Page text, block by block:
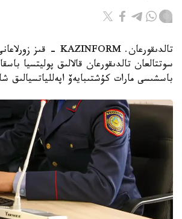
سوتتالعان تالدىقورعان قالالىق پوليتسيا
باسشىسى مارات كۇشتىبايەۆ اپەللياتسيالىق